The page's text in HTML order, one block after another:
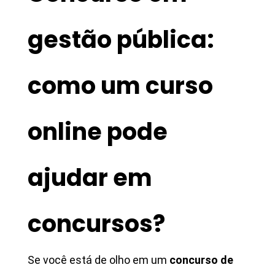
gestão pública:
como um curso
online pode
ajudar em
concursos?
Se você está de olho em um concurso de